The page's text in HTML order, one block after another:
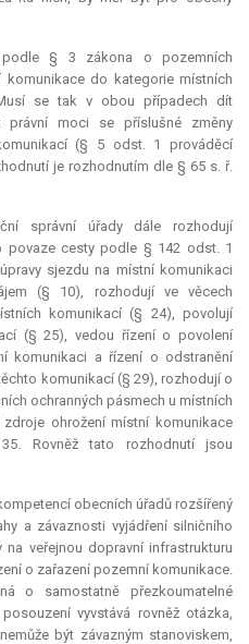
podle § 3 zákona o pozemních
do kategorie místních
se tak v obou případech dít
právní moci se příslušné změny
(§ 5 odst. 1 prováděcí
je rozhodnutím dle § 65 s. ř.
správní úřady dále rozhodují
povaze cesty podle § 142 odst. 1
sjezdu na místní komunikaci
(§ 10), rozhodují ve věcech
komunikací (§ 24), povolují
(§ 25), vedou řízení o povolení
komunikaci a řízení o odstranění
komunikací (§ 29), rozhodují o
ochranných pásmech u místních
ohrožení místní komunikace
Rovněž tato rozhodnutí jsou
obecních úřadů rozšířený
a závaznosti vyjádření silničního
veřejnou dopravní infrastrukturu
o zařazení pozemní komunikace.
o samostatně přezkoumatelné
vyvstává rovněž otázka,
být závazným stanoviskem,